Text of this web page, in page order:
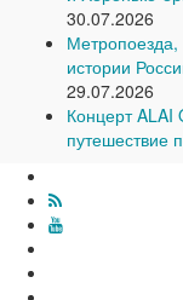
30.07.2026
истории
29.07.2026
Концерт ALAI
путешествие